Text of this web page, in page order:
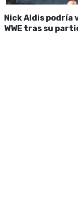
Nick Aldis podría
WWE tras su